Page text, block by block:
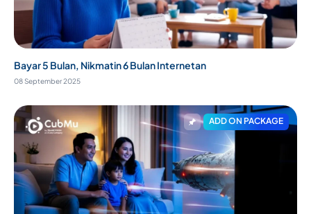
Bayar 5 Bulan, Nikmatin 6 Bulan Internetan
08 September 2025
ADD ON PACKAGE